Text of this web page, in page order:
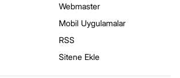
Webmaster
Mobil Uygulamalar
RSS
Sitene Ekle